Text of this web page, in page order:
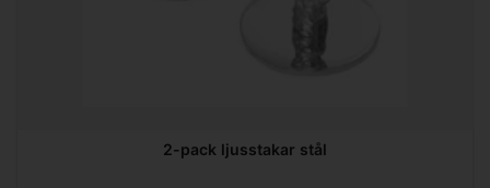
2-pack ljusstakar stål